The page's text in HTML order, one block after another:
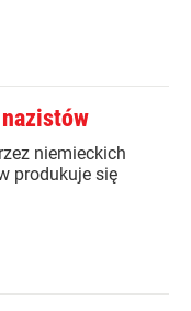
niemieckich
produkuje się